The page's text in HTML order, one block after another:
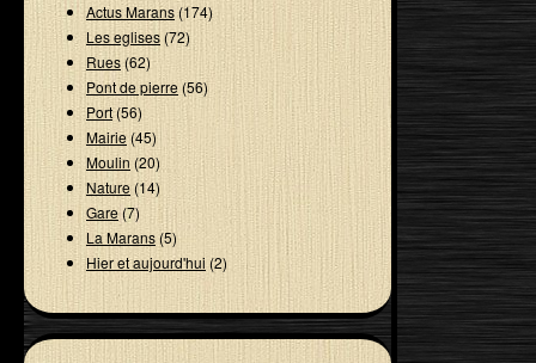
Actus Marans (174)
Les eglises(72)
Rues(62)
Pont de pierre(56)
Port(56)
Mairie(45)
Moulin(20)
Nature(14)
Gare (7)
La Marans(5)
Hier et aujourd'hui (2)